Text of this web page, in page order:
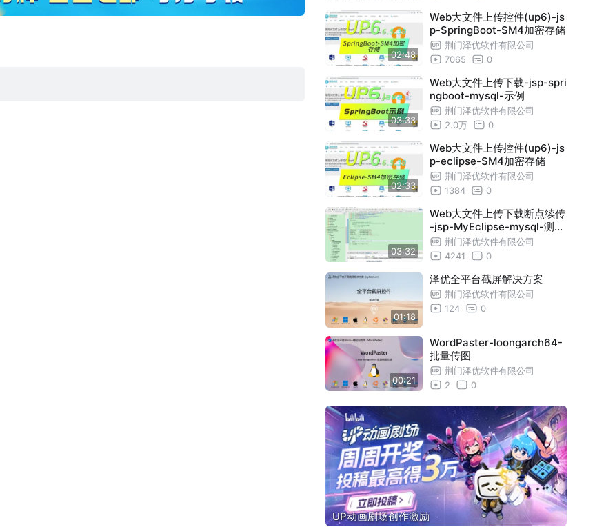
02:48
Web大文件上传控件(up6)-js
p-SpringBoot-SM4加密存储
荆门泽优软件有限公司
7065
0
03:33
Web大文件上传下载-jsp-spri
ngboot-mysql-示例
荆门泽优软件有限公司
2.0万
0
02:33
Web大文件上传控件(up6)-js
p-eclipse-SM4加密存储
荆门泽优软件有限公司
1384
0
03:32
Web大文件上传下载断点续传
-jsp-MyEclipse-mysql-测试
教程荆门泽优软件有限公司
4241
0
01:18
泽优全平台截屏解决方案
荆门泽优软件有限公司
124
0
00:21
WordPaster-loongarch64-
批量传图
荆门泽优软件有限公司
2
0
UP动画剧场创作激励